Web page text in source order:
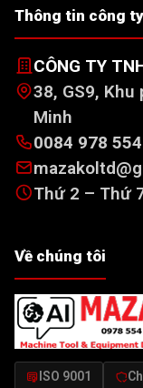
Thông tin công ty
CÔNG TY
38, GS9, Khu
Minh
0084 978
Thứ 2 – Thứ
Về chúng tôi
ISO 9001